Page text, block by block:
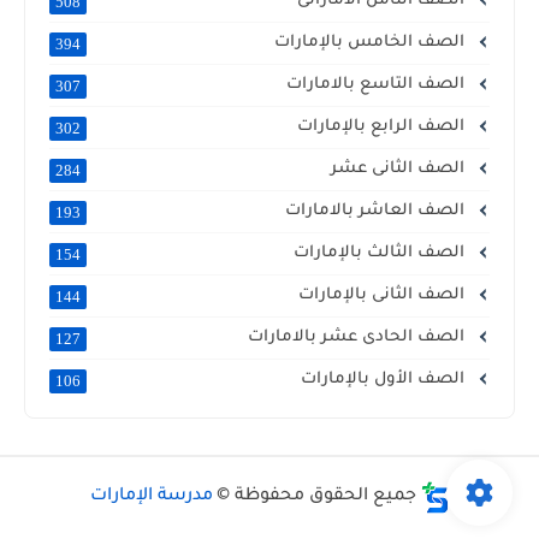
الصف الخامس بالإمارات 394
الصف التاسع بالامارات 307
الصف الرابع بالإمارات 302
الصف الثانى عشر 284
الصف العاشر بالامارات 193
الصف الثالث بالإمارات 154
الصف الثانى بالإمارات 144
الصف الحادى عشر بالامارات 127
الصف الأول بالإمارات 106
جميع الحقوق محفوظة © مدرسة الإمارات